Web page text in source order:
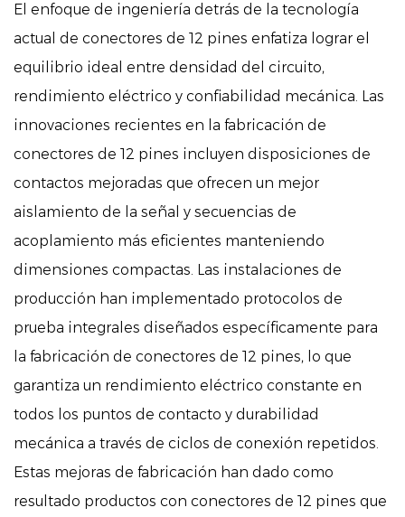
El enfoque de ingeniería detrás de la tecnología
actual de conectores de 12 pines enfatiza lograr el
equilibrio ideal entre densidad del circuito,
rendimiento eléctrico y confiabilidad mecánica. Las
innovaciones recientes en la fabricación de
conectores de 12 pines incluyen disposiciones de
contactos mejoradas que ofrecen un mejor
aislamiento de la señal y secuencias de
acoplamiento más eficientes manteniendo
dimensiones compactas. Las instalaciones de
producción han implementado protocolos de
prueba integrales diseñados específicamente para
la fabricación de conectores de 12 pines, lo que
garantiza un rendimiento eléctrico constante en
todos los puntos de contacto y durabilidad
mecánica a través de ciclos de conexión repetidos.
Estas mejoras de fabricación han dado como
resultado productos con conectores de 12 pines que